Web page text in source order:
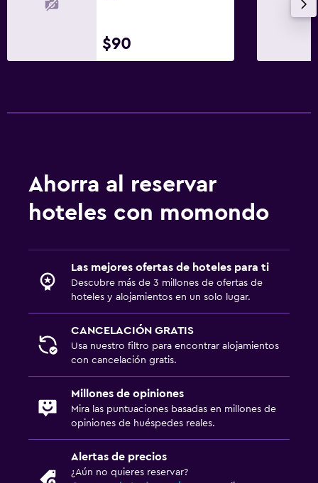
$90
Ahorra al reservar
hoteles con momondo
Las mejores ofertas de hoteles para ti
Descubre más de 3 millones de ofertas de
hoteles y alojamientos en un solo lugar.
CANCELACIÓN GRATIS
Usa nuestro filtro para encontrar alojamientos
con cancelación gratis.
Millones de opiniones
Mira las puntuaciones basadas en millones de
opiniones de huéspedes reales.
Alertas de precios
¿Aún no quieres reservar?